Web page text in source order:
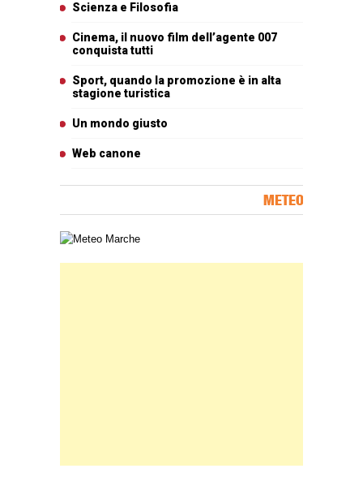
Scienza e Filosofia
Cinema, il nuovo film dell’agente 007
conquista tutti
Sport, quando la promozione è in alta
stagione turistica
Un mondo giusto
Web canone
METEO
Carta meteorologica delle Marche